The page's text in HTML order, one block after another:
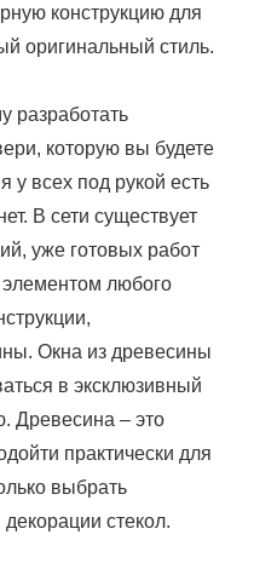
конструкцию для
оригинальный стиль.
разработать
которую вы будете
у всех под рукой есть
В сети существует
уже готовых работ
любого
Окна из древесины
в эксклюзивный
Древесина – это
практически для
выбрать
стекол.